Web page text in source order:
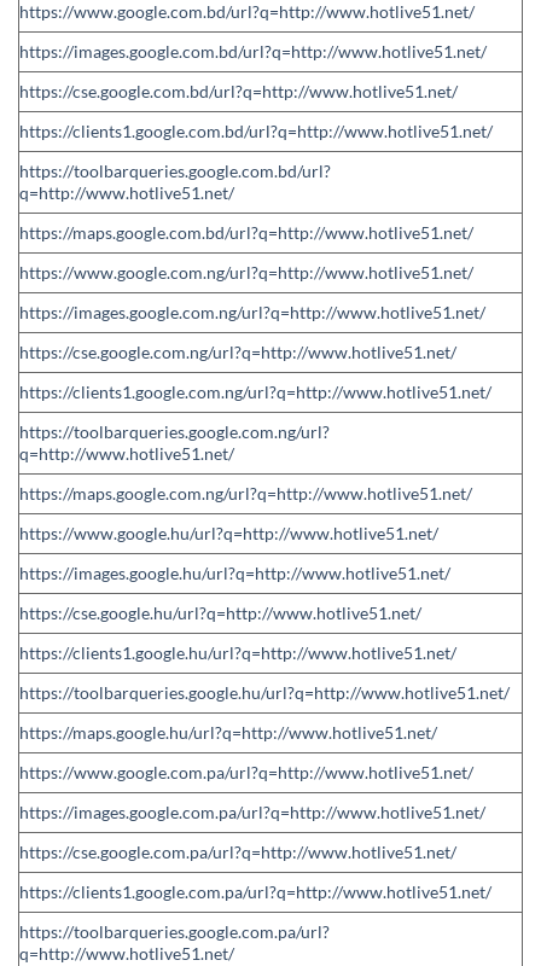
https://www.google.com.bd/url?q=http://www.hotlive51.net/
https://images.google.com.bd/url?q=http://www.hotlive51.net/
https://cse.google.com.bd/url?q=http://www.hotlive51.net/
https://clients1.google.com.bd/url?q=http://www.hotlive51.net/
https://toolbarqueries.google.com.bd/url?
q=http://www.hotlive51.net/
https://maps.google.com.bd/url?q=http://www.hotlive51.net/
https://www.google.com.ng/url?q=http://www.hotlive51.net/
https://images.google.com.ng/url?q=http://www.hotlive51.net/
https://cse.google.com.ng/url?q=http://www.hotlive51.net/
https://clients1.google.com.ng/url?q=http://www.hotlive51.net/
https://toolbarqueries.google.com.ng/url?
q=http://www.hotlive51.net/
https://maps.google.com.ng/url?q=http://www.hotlive51.net/
https://www.google.hu/url?q=http://www.hotlive51.net/
https://images.google.hu/url?q=http://www.hotlive51.net/
https://cse.google.hu/url?q=http://www.hotlive51.net/
https://clients1.google.hu/url?q=http://www.hotlive51.net/
https://toolbarqueries.google.hu/url?q=http://www.hotlive51.net/
https://maps.google.hu/url?q=http://www.hotlive51.net/
https://www.google.com.pa/url?q=http://www.hotlive51.net/
https://images.google.com.pa/url?q=http://www.hotlive51.net/
https://cse.google.com.pa/url?q=http://www.hotlive51.net/
https://clients1.google.com.pa/url?q=http://www.hotlive51.net/
https://toolbarqueries.google.com.pa/url?
q=http://www.hotlive51.net/